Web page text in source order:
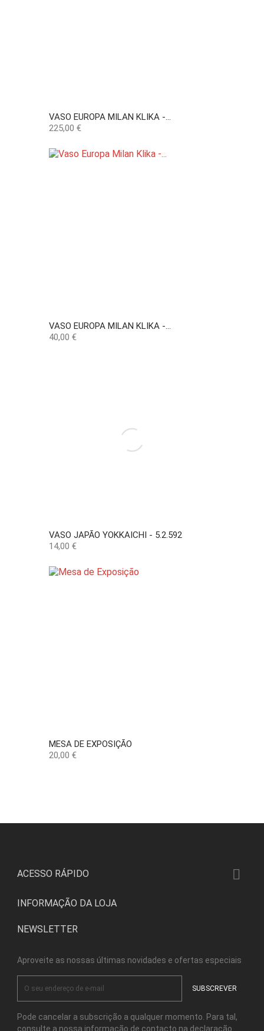
VASO EUROPA MILAN KLIKA -...
Preço
225,00 €
VASO EUROPA MILAN KLIKA -...
Preço
40,00 €
VASO JAPÃO YOKKAICHI - 5.2.592
Preço
14,00 €
MESA DE EXPOSIÇÃO
Preço
20,00 €
ACESSO RÁPIDO 
INFORMAÇÃO DA LOJA
NEWSLETTER
Aproveite as nossas últimas novidades e ofertas especiais
Pode cancelar a subscrição a qualquer momento. Para tal,
consulte a nossa informação de contacto na declaração